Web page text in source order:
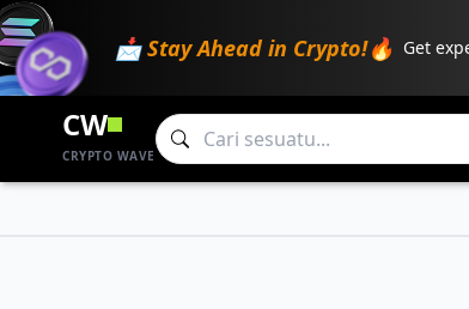
📩 Stay Ahead in Crypto!🔥 Get
CW
CRYPTO WAVE